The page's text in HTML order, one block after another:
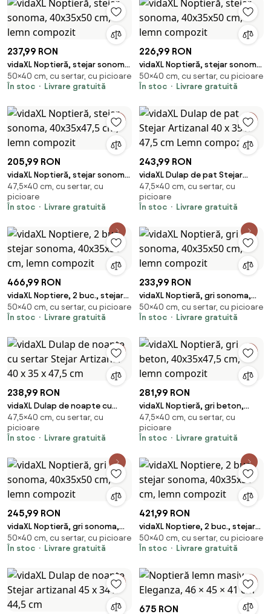
237,99 RON
vidaXL Noptieră, stejar sonoma,
40x35x50 cm, lemn compozit
50×40 cm, cu sertar, cu picioare
În stoc
Livrare gratuită
226,99 RON
vidaXL Noptieră, stejar sonoma,
40x35x50 cm, lemn compozit
50×40 cm, cu sertar, cu picioare
În stoc
Livrare gratuită
205,99 RON
vidaXL Noptieră, stejar sonoma,
40x35x47,5 cm, lemn compozit
47,5×40 cm, cu sertar, cu
picioare
În stoc
Livrare gratuită
243,99 RON
vidaXL Dulap de pat Stejar
Artizanal 40 x 35 x 47,5 cm
Lemn compozit
47,5×40 cm, cu sertar, cu
picioare
În stoc
Livrare gratuită
466,99 RON
vidaXL Noptiere, 2 buc., stejar
sonoma, 40x35x50 cm, lemn
compozit
50×40 cm, cu sertar, cu picioare
În stoc
Livrare gratuită
233,99 RON
vidaXL Noptieră, gri sonoma,
40x35x50 cm, lemn compozit
50×40 cm, cu sertar, cu picioare
În stoc
Livrare gratuită
238,99 RON
vidaXL Dulap de noapte cu
sertar Stejar Artizanal 40 x 35 x
47,5 cm
47,5×40 cm, cu sertar, cu
picioare
În stoc
Livrare gratuită
281,99 RON
vidaXL Noptieră, gri beton,
40x35x47,5 cm, lemn compozit
47,5×40 cm, cu sertar, cu
picioare
În stoc
Livrare gratuită
245,99 RON
vidaXL Noptieră, gri sonoma,
40x35x50 cm, lemn compozit
50×40 cm, cu sertar, cu picioare
În stoc
Livrare gratuită
421,99 RON
vidaXL Noptiere, 2 buc., stejar
sonoma, 40x35x50 cm, lemn
compozit
50×40 cm, cu sertar, cu picioare
În stoc
Livrare gratuită
675 RON